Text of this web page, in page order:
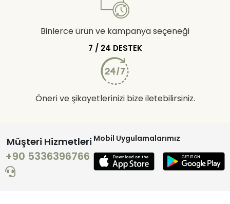
Binlerce ürün ve kampanya seçeneği
7 / 24 DESTEK
Öneri ve şikayetlerinizi bize iletebilirsiniz.
Müşteri Hizmetleri
+90 5336396766
Mobil Uygulamalarımız